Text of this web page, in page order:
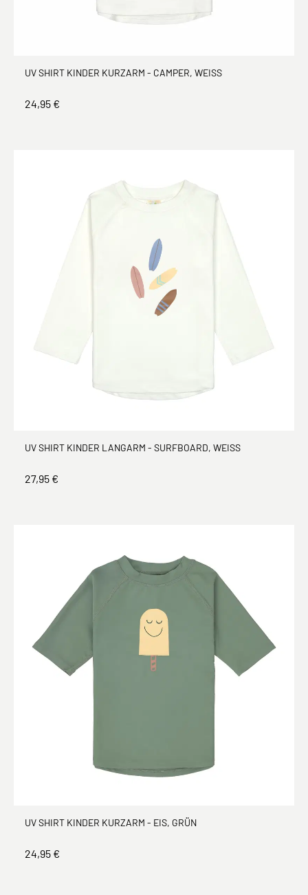
UV SHIRT KINDER KURZARM - CAMPER, WEISS
24,95 €
UV SHIRT KINDER LANGARM - SURFBOARD, WEISS
27,95 €
UV SHIRT KINDER KURZARM - EIS, GRÜN
24,95 €